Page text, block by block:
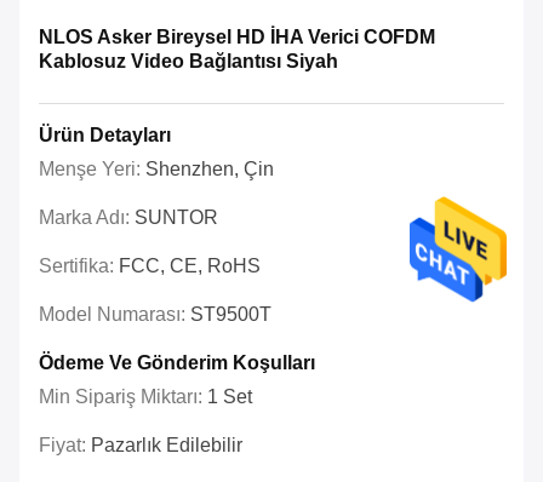
NLOS Asker Bireysel HD İHA Verici COFDM
Kablosuz Video Bağlantısı Siyah
Ürün Detayları
Menşe Yeri: Shenzhen, Çin
Marka Adı: SUNTOR
Sertifika: FCC, CE, RoHS
Model Numarası: ST9500T
Ödeme Ve Gönderim Koşulları
Min Sipariş Miktarı: 1 Set
Fiyat: Pazarlık Edilebilir